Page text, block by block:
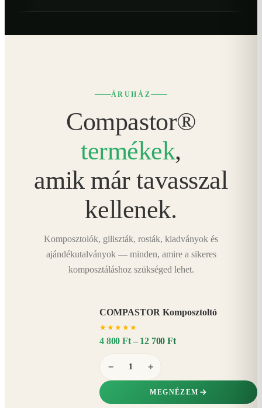
ÁRUHÁZ
Compastor®
termékek,
amik már tavasszal
kellenek.
Komposztolók, giliszták, rosták, kiadványok és
ajándékutalványok — minden, amire a sikeres
komposztáláshoz szükséged lehet.
COMPASTOR Komposztoltó
★ ★ ★ ★ ★
4 800 Ft – 12 700 Ft
− +
MEGNÉZEM